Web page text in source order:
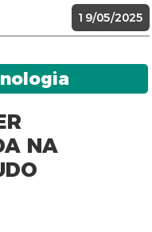
19/05/2025
NA